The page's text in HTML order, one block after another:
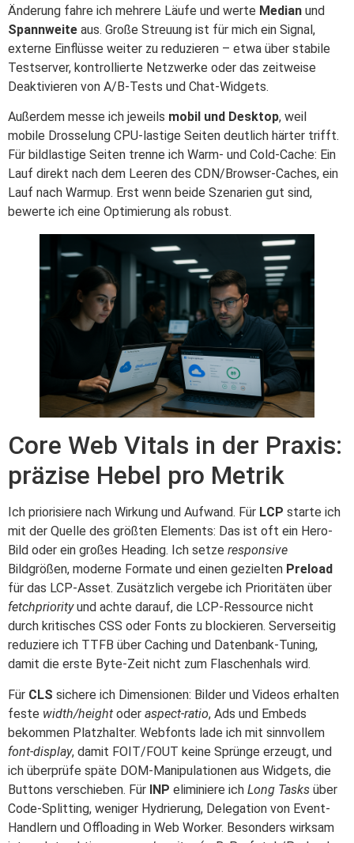
Änderung fahre ich mehrere Läufe und werte Median und
Spannweite aus. Große Streuung ist für mich ein Signal,
externe Einflüsse weiter zu reduzieren – etwa über stabile
Testserver, kontrollierte Netzwerke oder das zeitweise
Deaktivieren von A/B-Tests und Chat-Widgets.
Außerdem messe ich jeweils mobil und Desktop, weil
mobile Drosselung CPU-lastige Seiten deutlich härter trifft.
Für bildlastige Seiten trenne ich Warm- und Cold-Cache: Ein
Lauf direkt nach dem Leeren des CDN/Browser-Caches, ein
Lauf nach Warmup. Erst wenn beide Szenarien gut sind,
bewerte ich eine Optimierung als robust.
Core Web Vitals in der Praxis:
präzise Hebel pro Metrik
Ich priorisiere nach Wirkung und Aufwand. Für LCP starte ich
mit der Quelle des größten Elements: Das ist oft ein Hero-
Bild oder ein großes Heading. Ich setze responsive
Bildgrößen, moderne Formate und einen gezielten Preload
für das LCP-Asset. Zusätzlich vergebe ich Prioritäten über
fetchpriorityund achte darauf, die LCP-Ressource nicht
durch kritisches CSS oder Fonts zu blockieren. Serverseitig
reduziere ich TTFB über Caching und Datenbank-Tuning,
damit die erste Byte-Zeit nicht zum Flaschenhals wird.
Für CLS sichere ich Dimensionen: Bilder und Videos erhalten
feste width/height oder aspect-ratio, Ads und Embeds
bekommen Platzhalter. Webfonts lade ich mit sinnvollem
font-display, damit FOIT/FOUT keine Sprünge erzeugt, und
ich überprüfe späte DOM-Manipulationen aus Widgets, die
Buttons verschieben. Für INP eliminiere ich Long Tasks über
Code-Splitting, weniger Hydrierung, Delegation von Event-
Handlern und Offloading in Web Worker. Besonders wirksam